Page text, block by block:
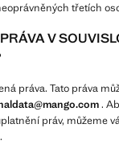
třetích
V
práva. Tato práva
.
práv, můžeme